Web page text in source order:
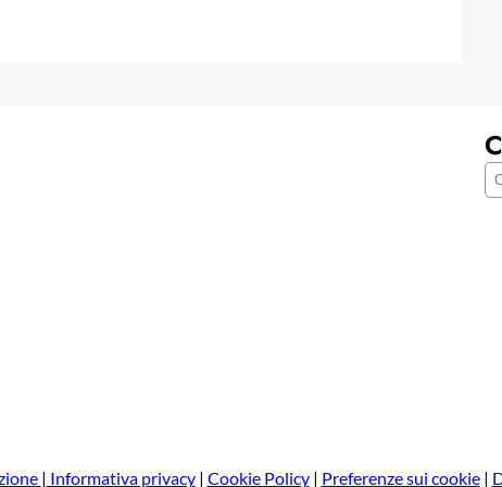
C
| Informativa privacy| Cookie Policy| Preferenze sui cookie|